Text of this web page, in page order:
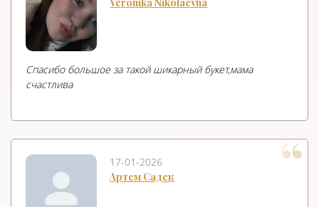
Спасибо большое за такой шикарный букет,мама
счастлива
17-01-2026
Артем Садек